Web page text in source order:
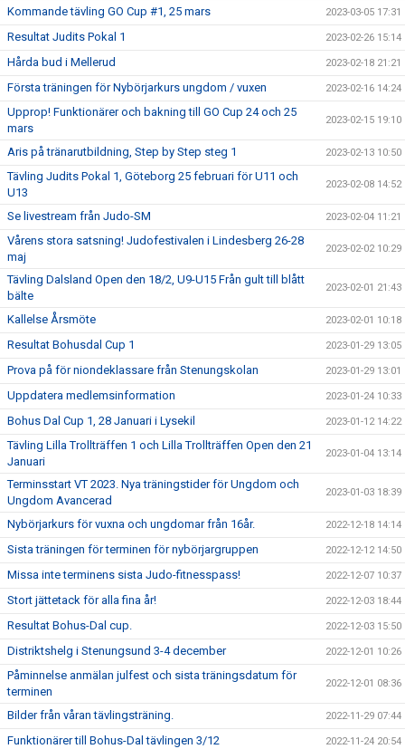
Kommande tävling GO Cup #1, 25 mars 2023-03-05 17:31
Resultat Judits Pokal 1 2023-02-26 15:14
Hårda bud i Mellerud 2023-02-18 21:21
Första träningen för Nybörjarkurs ungdom / vuxen 2023-02-16 14:24
Upprop! Funktionärer och bakning till GO Cup 24 och 25
mars
2023-02-15 19:10
Aris på tränarutbildning, Step by Step steg 1 2023-02-13 10:50
Tävling Judits Pokal 1, Göteborg 25 februari för U11 och
U13
2023-02-08 14:52
Se livestream från Judo-SM 2023-02-04 11:21
Vårens stora satsning! Judofestivalen i Lindesberg 26-28
maj
2023-02-02 10:29
Tävling Dalsland Open den 18/2, U9-U15 Från gult till blått
bälte
2023-02-01 21:43
Kallelse Årsmöte 2023-02-01 10:18
Resultat Bohusdal Cup 1 2023-01-29 13:05
Prova på för niondeklassare från Stenungskolan 2023-01-29 13:01
Uppdatera medlemsinformation 2023-01-24 10:33
Bohus Dal Cup 1, 28 Januari i Lysekil 2023-01-12 14:22
Tävling Lilla Trollträffen 1 och Lilla Trollträffen Open den 21
Januari
2023-01-04 13:14
Terminsstart VT 2023. Nya träningstider för Ungdom och
Ungdom Avancerad
2023-01-03 18:39
Nybörjarkurs för vuxna och ungdomar från 16år. 2022-12-18 14:14
Sista träningen för terminen för nybörjargruppen 2022-12-12 14:50
Missa inte terminens sista Judo-fitnesspass! 2022-12-07 10:37
Stort jättetack för alla fina år! 2022-12-03 18:44
Resultat Bohus-Dal cup. 2022-12-03 15:50
Distriktshelg i Stenungsund 3-4 december 2022-12-01 10:26
Påminnelse anmälan julfest och sista träningsdatum för
terminen
2022-12-01 08:36
Bilder från våran tävlingsträning. 2022-11-29 07:44
Funktionärer till Bohus-Dal tävlingen 3/12 2022-11-24 20:54